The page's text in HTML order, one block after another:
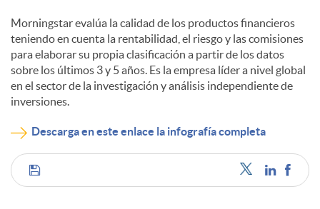
Morningstar evalúa la calidad de los productos financieros
teniendo en cuenta la rentabilidad, el riesgo y las comisiones
para elaborar su propia clasificación a partir de los datos
sobre los últimos 3 y 5 años. Es la empresa líder a nivel global
en el sector de la investigación y análisis independiente de
inversiones.
Descarga en este enlace la infografía completa
C